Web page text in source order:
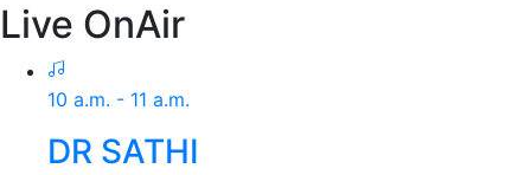
Live OnAir
10 a.m. - 11 a.m.
DR SATHI